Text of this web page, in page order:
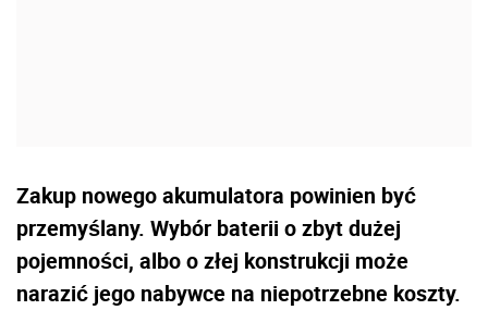
Zakup nowego akumulatora powinien być
przemyślany. Wybór baterii o zbyt dużej
pojemności, albo o złej konstrukcji może
narazić jego nabywce na niepotrzebne koszty.